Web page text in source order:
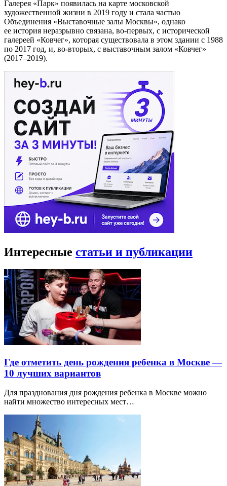
Галерея «Парк» появилась на карте московской
художественной жизни в 2019 году и стала частью
Объединения «Выставочные залы Москвы», однако
ее история неразрывно связана, во-первых, с исторической
галереей «Ковчег», которая существовала в этом здании с 1988
по 2017 год, и, во-вторых, с выставочным залом «Ковчег»
(2017–2019).
Интересные статьи и публикации
Где отметить день рождения ребенка в Москве —
10 лучших вариантов
Для празднования дня рождения ребенка в Москве можно
найти множество интересных мест…